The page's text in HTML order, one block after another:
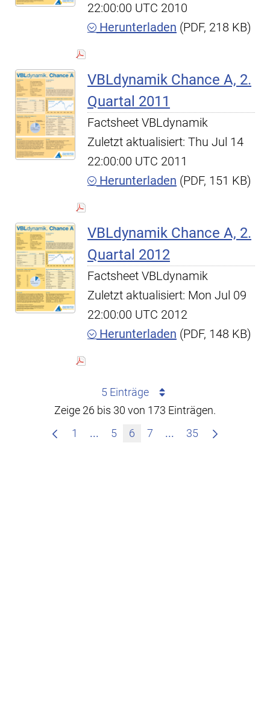
22:00:00 UTC 2010
Herunterladen (PDF, 218 KB)
VBLdynamik Chance A, 2.
Quartal 2011
Factsheet VBLdynamik
Zuletzt aktualisiert: Thu Jul 14
22:00:00 UTC 2011
Herunterladen (PDF, 151 KB)
VBLdynamik Chance A, 2.
Quartal 2012
Factsheet VBLdynamik
Zuletzt aktualisiert: Mon Jul 09
22:00:00 UTC 2012
Herunterladen (PDF, 148 KB)
5 Einträge
Zeige 26 bis 30 von 173 Einträgen.
1
... Zwischenseiten Navigieren mit
5 6 7 ... Zwischenseiten
35